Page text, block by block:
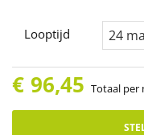
Looptijd
€ 96,45 Totaal per